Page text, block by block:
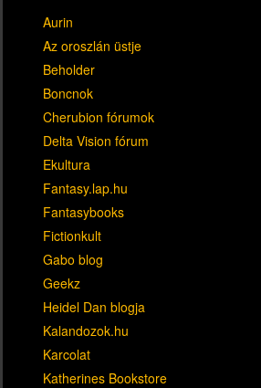
Aurin
Az oroszlán üstje
Beholder
Boncnok
Cherubion fórumok
Delta Vision fórum
Ekultura
Fantasy.lap.hu
Fantasybooks
Fictionkult
Gabo blog
Geekz
Heidel Dan blogja
Kalandozok.hu
Karcolat
Katherines Bookstore